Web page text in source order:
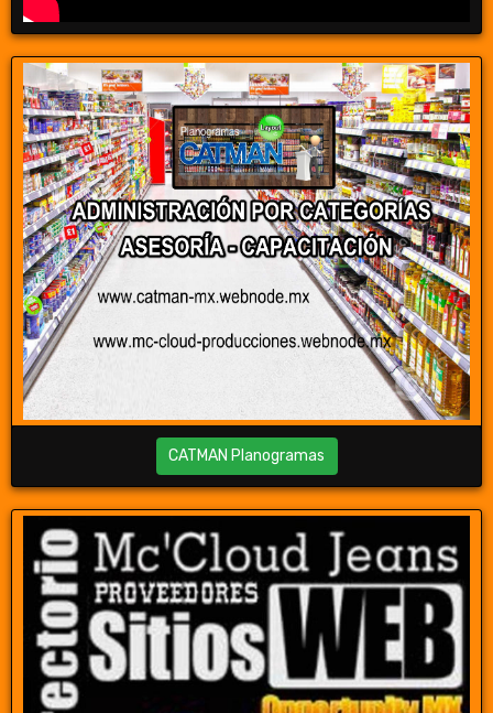
CATMAN Planogramas